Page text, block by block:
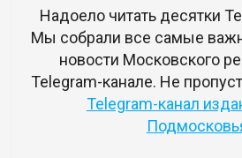
Надоело читать десятки
Мы собрали все самые
новости Московского
Telegram-канале. Не
Telegram-канал